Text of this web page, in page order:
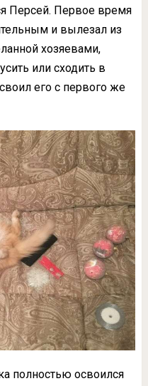
Персей. Первое время
и вылезал из
хозяевами,
или сходить в
его с первого же
полностью освоился